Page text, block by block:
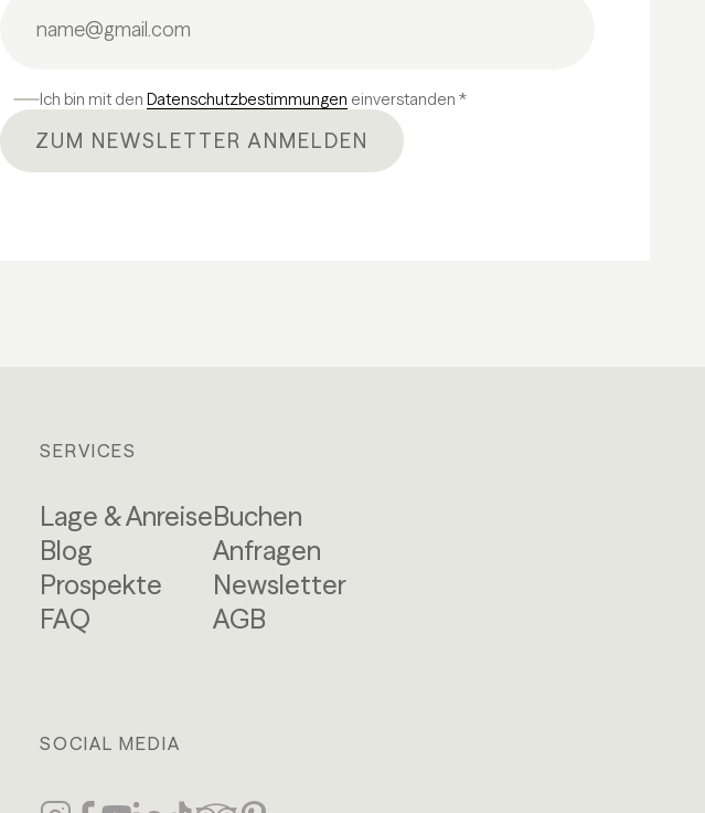
Ich bin mit den Datenschutzbestimmungen einverstanden *
ZUM NEWSLETTER ANMELDEN
SERVICES
Lage & Anreise
Blog
Prospekte
FAQ
Buchen
Anfragen
Newsletter
AGB
SOCIAL MEDIA